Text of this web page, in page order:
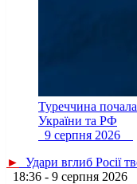
Туреччина
України та РФ
9 серпня 2026
►
Удари вглиб Росії
18:36 - 9 серпня 2026